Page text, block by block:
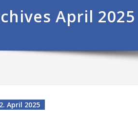
April 2025
April 2025